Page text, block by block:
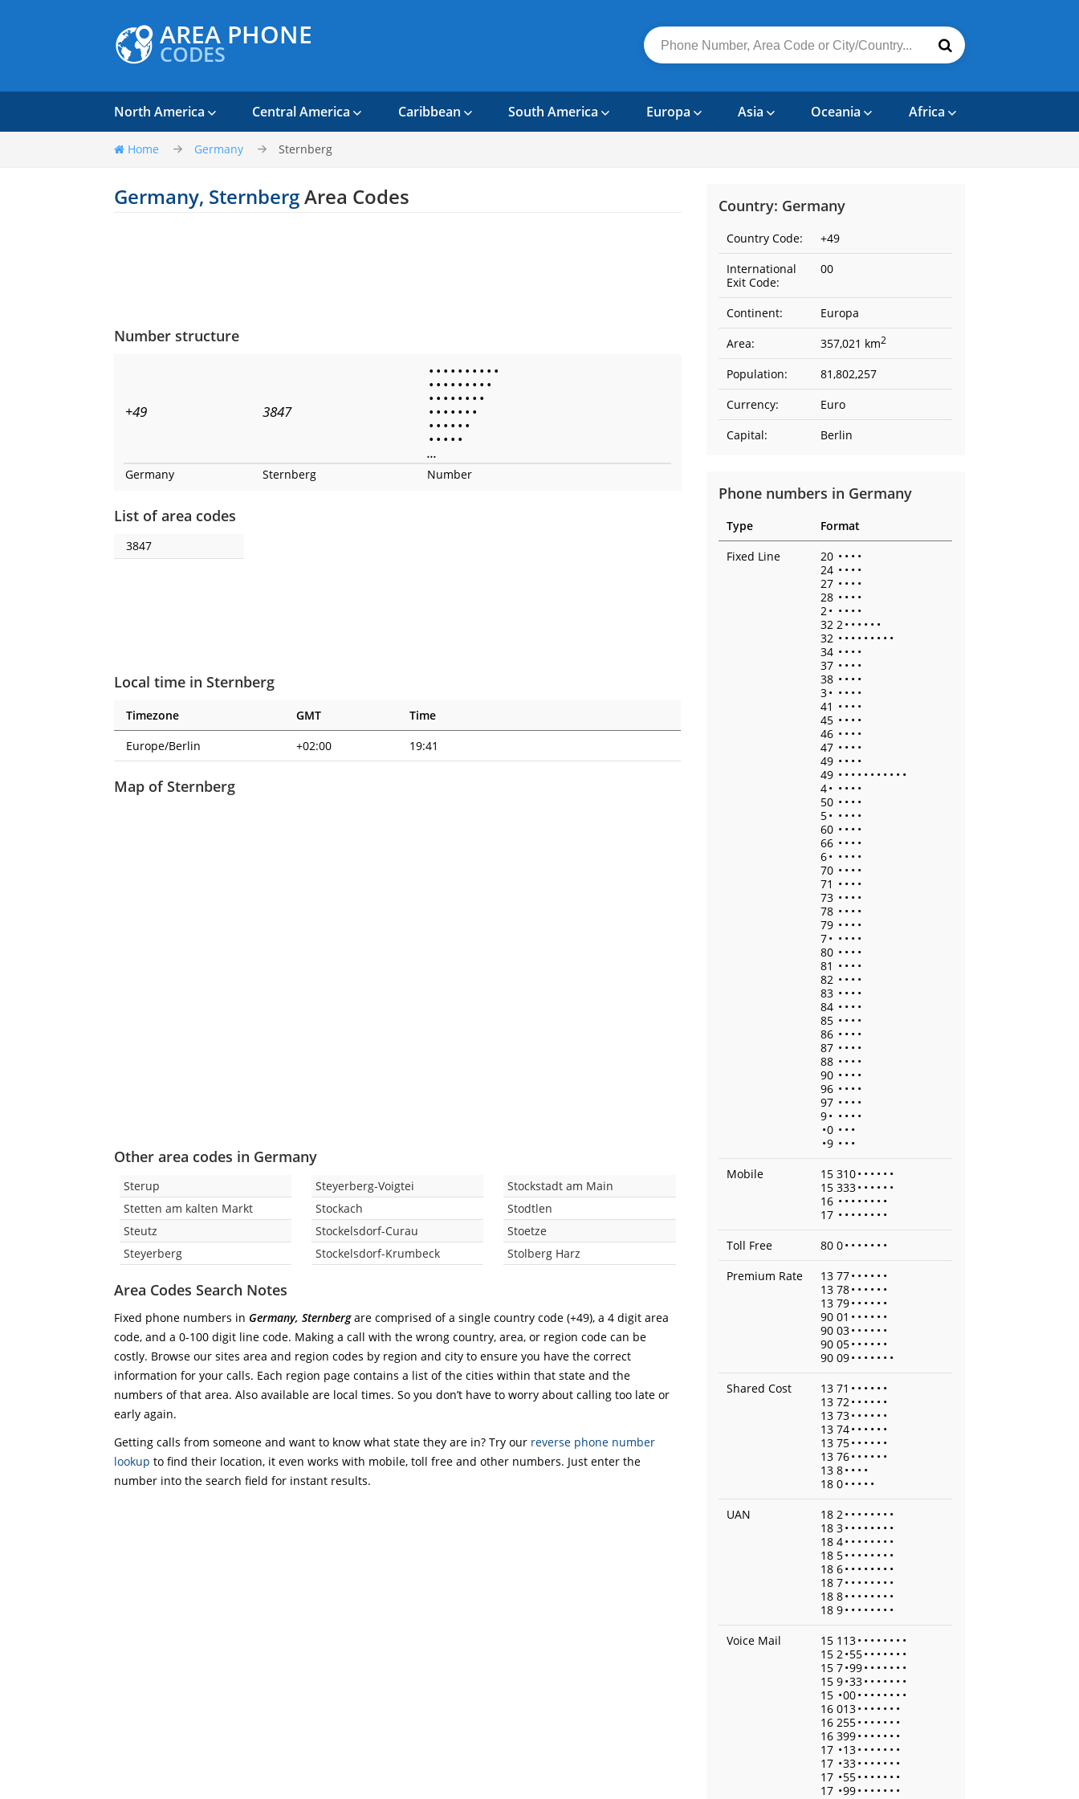
AREA PHONE
CODES
North America Central America Caribbean South America Europa Asia Oceania Africa
Home Germany Sternberg
Germany, SternbergArea Codes
Number structure
+49 3847
• • • • • • • • • •
• • • • • • • • •
• • • • • • • •
• • • • • • •
• • • • • •
• • • • •
...
Germany Sternberg Number
List of area codes
3847
Local time in Sternberg
Timezone GMT
Time
Europe/Berlin
+02:00 19:41
Map of Sternberg
Other area codes in Germany
Sterup
Stetten am kalten Markt
Steutz
Steyerberg
Steyerberg-Voigtei
Stockach
Stockelsdorf-Curau
Stockelsdorf-Krumbeck
Stockstadt am Main
Stodtlen
Stoetze
Stolberg Harz
Area Codes Search Notes
Fixed phone numbers in Germany, Sternbergare comprised of a single country code (+49), a 4 digit area
code, and a 0-100 digit line code. Making a call with the wrong country, area, or region code can be
costly. Browse our sites area and region codes by region and city to ensure you have the correct
information for your calls. Each region page contains a list of the cities within that state and the
numbers of that area. Also available are local times. So you don’t have to worry about calling too late or
early again.
Getting calls from someone and want to know what state they are in? Try our reverse phone number
lookup to find their location, it even works with mobile, toll free and other numbers. Just enter the
number into the search field for instant results.
Country: Germany
Country Code:
+49
International
Exit Code:
00
Continent:
Europa
Area:
357,021 km2
Population:
81,802,257
Currency:
Euro
Capital:
Berlin
Phone numbers in Germany
Type
Format
Fixed Line
20 • • • •
24 • • • •
27 • • • •
28 • • • •
2• • • • •
32 2• • • • • •
32 • • • • • • • • •
34 • • • •
37 • • • •
38 • • • •
3• • • • •
41 • • • •
45 • • • •
46 • • • •
47 • • • •
49 • • • •
49 • • • • • • • • • • •
4• • • • •
50 • • • •
5• • • • •
60 • • • •
66 • • • •
6• • • • •
70 • • • •
71 • • • •
73 • • • •
78 • • • •
79 • • • •
7• • • • •
80 • • • •
81 • • • •
82 • • • •
83 • • • •
84 • • • •
85 • • • •
86 • • • •
87 • • • •
88 • • • •
90 • • • •
96 • • • •
97 • • • •
9• • • • •
•0 • • •
•9 • • •
Mobile
15 310• • • • • •
15 333• • • • • •
16 • • • • • • • •
17 • • • • • • • •
Toll Free
80 0• • • • • • •
Premium Rate
13 77• • • • • •
13 78• • • • • •
13 79• • • • • •
90 01 • • • • • •
90 03• • • • • •
90 05• • • • • •
90 09• • • • • • •
Shared Cost
13 71 • • • • • •
13 72• • • • • •
13 73• • • • • •
13 74• • • • • •
13 75• • • • • •
13 76• • • • • •
13 8• • • •
18 0• • • • •
UAN
18 2• • • • • • • •
18 3• • • • • • • •
18 4• • • • • • • •
18 5• • • • • • • •
18 6• • • • • • • •
18 7• • • • • • • •
18 8• • • • • • • •
18 9• • • • • • • •
Voice Mail
15 113• • • • • • • •
15 2•55• • • • • • •
15 7•99• • • • • • •
15 9•33• • • • • • •
15 •00• • • • • • • •
16 013• • • • • • •
16 255• • • • • • •
16 399• • • • • • •
17 •13• • • • • • •
17 •33• • • • • • •
17 •55• • • • • • •
17 •99• • • • • • •